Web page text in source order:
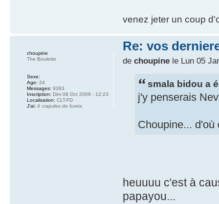
venez jeter un coup
Re: vos
de choupinele Lun 05
smala bidou a
j'y penserais
Choupine... d'où
heuuuu c'est à
papayou...
choupine
The Boulette
Sexe:
Age: 24
Messages: 9393
Inscription: Dim 08 Oct 2006 - 12:23
Localisation: CLT-FD
J'ai: 4 crapules de furets